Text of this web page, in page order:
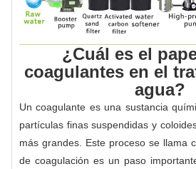
¿Cuál es el
coagulantes en el
agua?
Un coagulante es una sustancia
partículas finas suspendidas y
más grandes. Este proceso se llama
de coagulación es un paso